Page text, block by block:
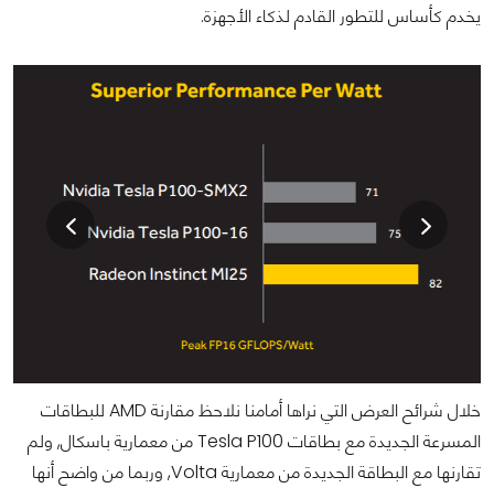
يخدم كأساس للتطور القادم لذكاء الأجهزة.
خلال شرائح العرض التي نراها أمامنا نلاحظ مقارنة AMD للبطاقات
المسرعة الجديدة مع بطاقات Tesla P100 من معمارية باسكال, ولم
تقارنها مع البطاقة الجديدة من معمارية Volta, وربما من واضح أنها